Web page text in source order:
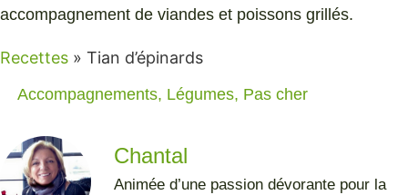
accompagnement de viandes et poissons grillés.
Recettes » Tian d’épinards
Accompagnements, Légumes, Pas cher
Chantal
Animée d’une passion dévorante pour la